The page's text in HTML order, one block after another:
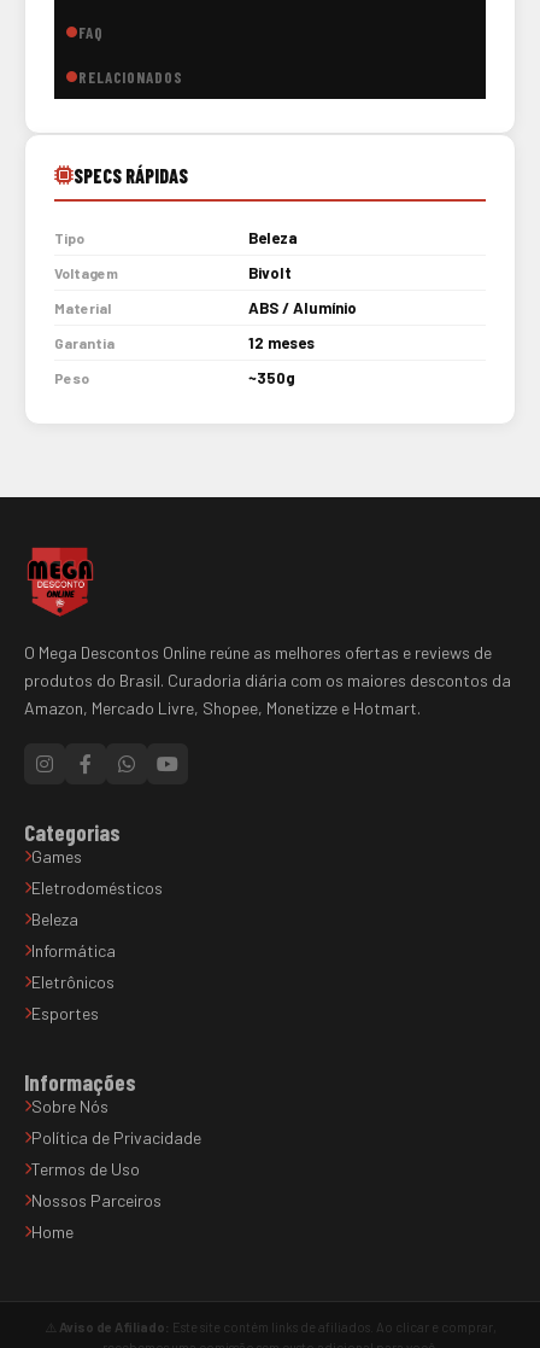
FAQ
RELACIONADOS
SPECS RÁPIDAS
Tipo Beleza
Voltagem Bivolt
Material ABS / Alumínio
Garantia 12 meses
Peso ~350g
O Mega Descontos Online reúne as melhores ofertas e reviews de
produtos do Brasil. Curadoria diária com os maiores descontos da
Amazon, Mercado Livre, Shopee, Monetizze e Hotmart.
Categorias
Games
Eletrodomésticos
Beleza
Informática
Eletrônicos
Esportes
Informações
Sobre Nós
Política de Privacidade
Termos de Uso
Nossos Parceiros
Home
Aviso de Afiliado: Este site contém links de afiliados. Ao clicar e comprar,